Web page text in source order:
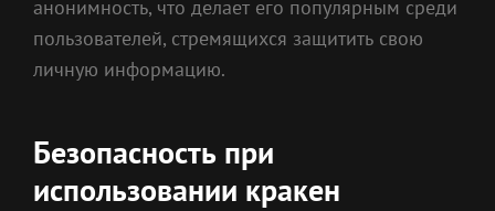
анонимность, что делает его популярным среди
пользователей, стремящихся защитить свою
личную информацию.
Безопасность при
использовании кракен